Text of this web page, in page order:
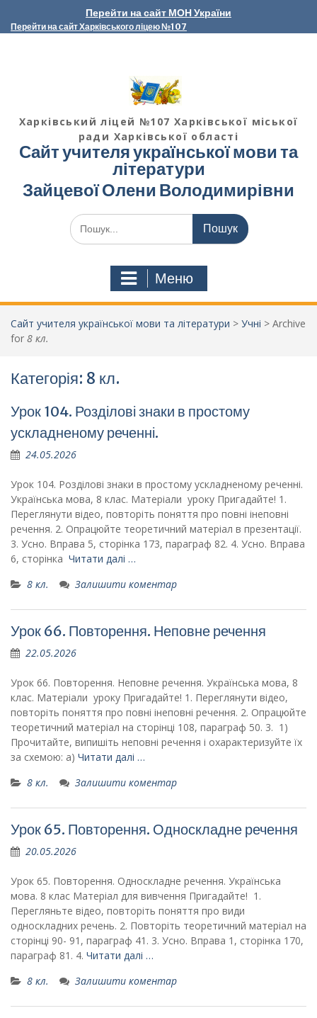
до
вмісту
Перейти на сайт МОН України
Перейти на сайт Харківського ліцею №107
Харківський ліцей №107 Харківської міської
ради Харківської області
Сайт учителя української мови та
літератури
Зайцевої Олени Володимирівни
Шукати:
Меню
Сайт учителя української мови та літератури > Учні > Archive
for 8 кл.
Категорія: 8 кл.
Урок 104. Розділові знаки в простому
ускладненому реченні.
24.05.2026
Урок 104. Розділові знаки в простому ускладненому реченні.
Українська мова, 8 клас. Матеріали уроку Пригадайте! 1.
Переглянути відео, повторіть поняття про повні інеповні
речення. 2. Опрацюйте теоретичний матеріал в презентації.
3. Усно. Вправа 5, сторінка 173, параграф 82. 4. Усно. Вправа
6, сторінка Читати далі …
8 кл.
Залишити коментар
Урок 66. Повторення. Неповне речення
22.05.2026
Урок 66. Повторення. Неповне речення. Українська мова, 8
клас. Матеріали уроку Пригадайте! 1. Переглянути відео,
повторіть поняття про повні інеповні речення. 2. Опрацюйте
теоретичний матеріал на сторінці 108, параграф 50. 3. 1)
Прочитайте, випишіть неповні речення і охарактеризуйте їх
за схемою: а) Читати далі …
8 кл.
Залишити коментар
Урок 65. Повторення. Односкладне речення
20.05.2026
Урок 65. Повторення. Односкладне речення. Українська
мова. 8 клас Матеріал для вивчення Пригадайте! 1.
Перегляньте відео, повторіть поняття про види
односкладних речень. 2. Повторіть теоретичний матеріал на
сторінці 90- 91, параграф 41. 3. Усно. Вправа 1, сторінка 170,
параграф 81. 4. Читати далі …
8 кл.
Залишити коментар